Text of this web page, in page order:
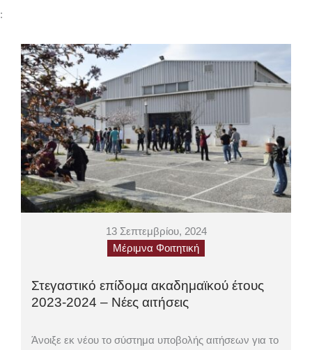
:
13 Σεπτεμβρίου, 2024
Μέριμνα Φοιτητική
Στεγαστικό επίδομα ακαδημαϊκού έτους
2023-2024 – Νέες αιτήσεις
Άνοιξε εκ νέου το σύστημα υποβολής αιτήσεων για το